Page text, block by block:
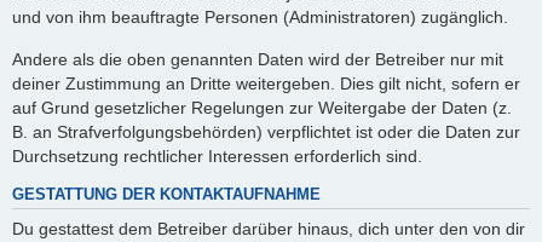
und von ihm beauftragte Personen (Administratoren) zugänglich.
Andere als die oben genannten Daten wird der Betreiber nur mit
deiner Zustimmung an Dritte weitergeben. Dies gilt nicht, sofern er
auf Grund gesetzlicher Regelungen zur Weitergabe der Daten (z.
B. an Strafverfolgungsbehörden) verpflichtet ist oder die Daten zur
Durchsetzung rechtlicher Interessen erforderlich sind.
GESTATTUNG DER KONTAKTAUFNAHME
Du gestattest dem Betreiber darüber hinaus, dich unter den von dir